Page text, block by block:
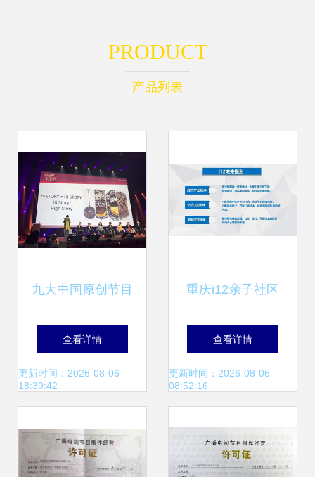
PRODUCT
产品列表
九大中国原创节目
模式闪耀戛纳 上海
广播影视集团展示
查看详情
更新时间：2026-08-06
18:39:42
重庆i12亲子社区
台网融合下的互动
分享新模式
查看详情
更新时间：2026-08-06
08:52:16